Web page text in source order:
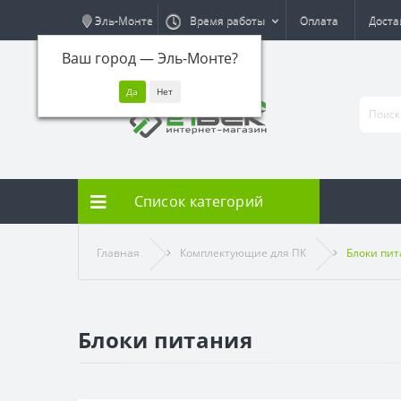
Эль-Монте
Ваш город —Эль-Монте?
Время работы Оплата
Список категорий
Главная Комплектующие для ПК Блоки
Блоки питания